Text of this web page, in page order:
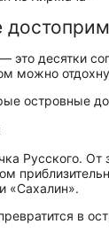
это десятки
можно
островные
Русского. От
«Сахалин».
в